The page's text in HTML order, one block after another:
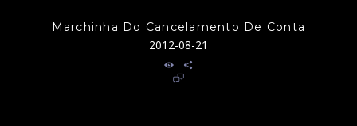
Marchinha Do Cancelamento De Conta
2012-08-21